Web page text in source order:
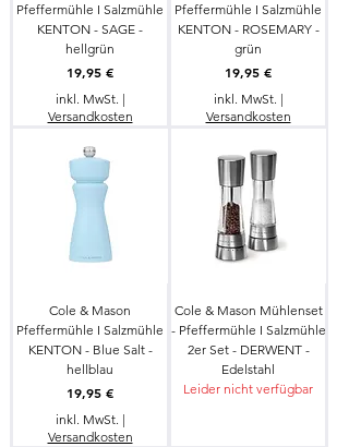
Pfeffermühle I Salzmühle
KENTON - SAGE -
hellgrün
Preis
19,95 €
inkl. MwSt. |
Versandkosten
Pfeffermühle I Salzmühle
KENTON - ROSEMARY -
grün
Preis
19,95 €
inkl. MwSt. |
Versandkosten
Cole & Mason
Pfeffermühle I Salzmühle
KENTON - Blue Salt -
hellblau
Preis
19,95 €
inkl. MwSt. |
Versandkosten
Cole & Mason Mühlenset
- Pfeffermühle I Salzmühle
2er Set - DERWENT -
Edelstahl
Leider nicht verfügbar